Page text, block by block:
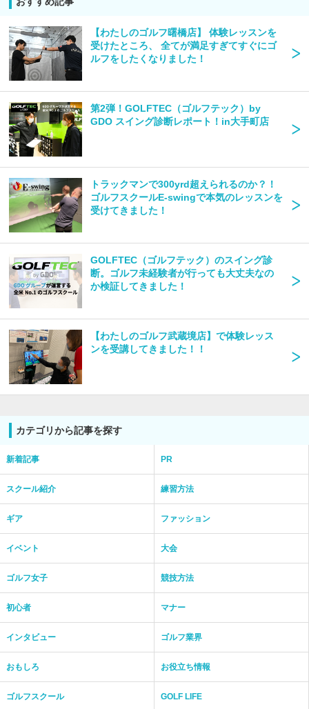
【わたしのゴルフ曙橋店】 体験レッスンを
受けたところ、 全てが満足すぎてすぐにゴ
ルフをしたくなりました！
第2弾！GOLFTEC（ゴルフテック）by
GDO​​​​​​​ スイング診断レポート！in大手町店
トラックマンで300yrd超えられるのか？！
ゴルフスクールE-swingで本気のレッスンを
受けてきました！
GOLFTEC（ゴルフテック）のスイング診
断。ゴルフ未経験者が行っても大丈夫なの
か検証してきました！
【わたしのゴルフ武蔵境店】で体験レッス
ンを受講してきました！！
カテゴリから記事を探す
新着記事 PR
スクール紹介 練習方法
ギア ファッション
イベント 大会
ゴルフ女子 競技方法
初心者 マナー
インタビュー ゴルフ業界
おもしろ お役立ち情報
ゴルフスクール GOLF LIFE